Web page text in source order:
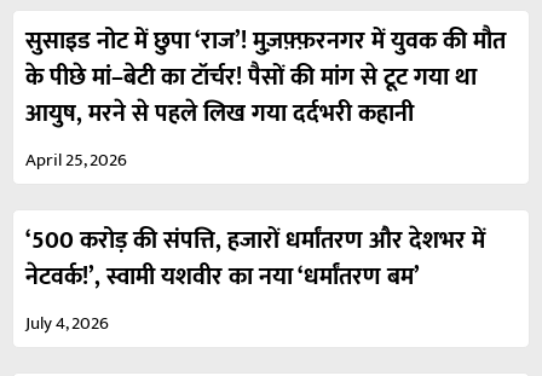
सुसाइड नोट में छुपा ‘राज’! मुज़फ़्फ़रनगर में युवक की मौत
के पीछे मां–बेटी का टॉर्चर! पैसों की मांग से टूट गया था
आयुष, मरने से पहले लिख गया दर्दभरी कहानी
April 25, 2026
‘500 करोड़ की संपत्ति, हजारों धर्मांतरण और देशभर में
नेटवर्क!’, स्वामी यशवीर का नया ‘धर्मांतरण बम’
July 4, 2026